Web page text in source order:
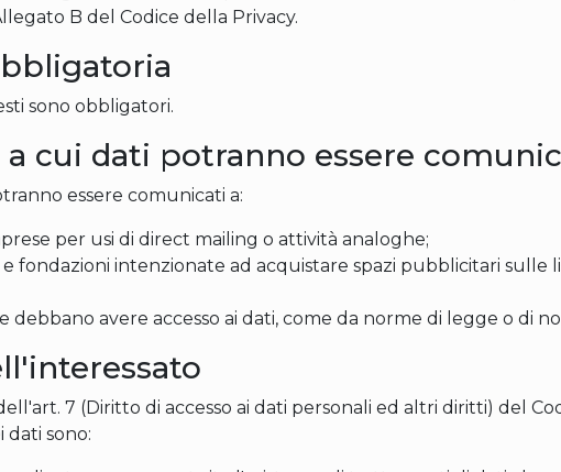
B del Codice della Privacy.
sono obbligatori.
cui dati potranno essere
essere comunicati a:
per usi di direct mailing o attività analoghe;
e fondazioni intenzionate ad acquistare spazi pubblicitari
debbano avere accesso ai dati, come da norme di legge o di
dell'art. 7 (Diritto di accesso ai dati personali ed altri diritti) del
sono: